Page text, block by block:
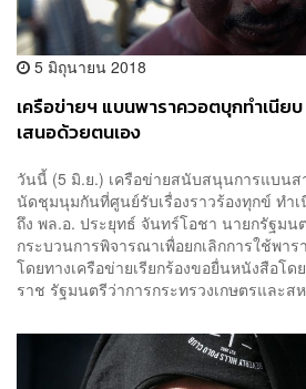
5 มิถุนายน 2018
เครือข่ายฯ แบนพาราควอตบุกทำเนีย
เสนอด้วยตนเอง
วันนี้ (5 มิ.ย.) เครือข่ายสนับสนุนการแบนส
นัดชุมนุมกันที่ศูนย์รับเรื่องราวร้องทุกข์ ทำ
ถึง พล.อ. ประยุทธ์ จันทร์โอชา นายกรัฐม
กระบวนการพิจารณาเพื่อยกเลิกการใช้พา
โดยทางเครือข่ายเรียกร้องขอยื่นหนังสือโ
ราช รัฐมนตรีว่าการกระทรวงเกษตรและส